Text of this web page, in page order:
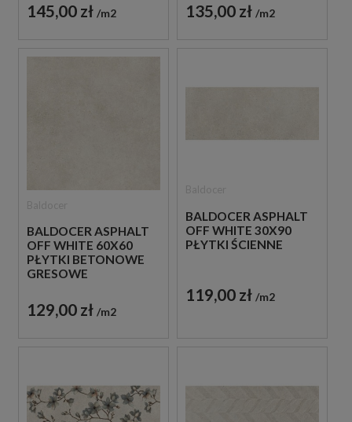
145,00 zł m2 135,00 zł m2
BALDOCER ASPHALT
OFF WHITE 60X60
PŁYTKI BETONOWE
GRESOWE
129,00 zł m2
BALDOCER ASPHALT
OFF WHITE 30X90
PŁYTKI ŚCIENNE
119,00 zł m2